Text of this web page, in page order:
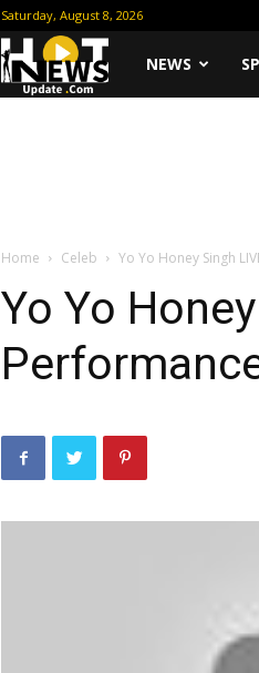
Saturday, August 8, 2026
HotNEWS
Home Celeb Yo Yo Honey Singh
Yo Yo